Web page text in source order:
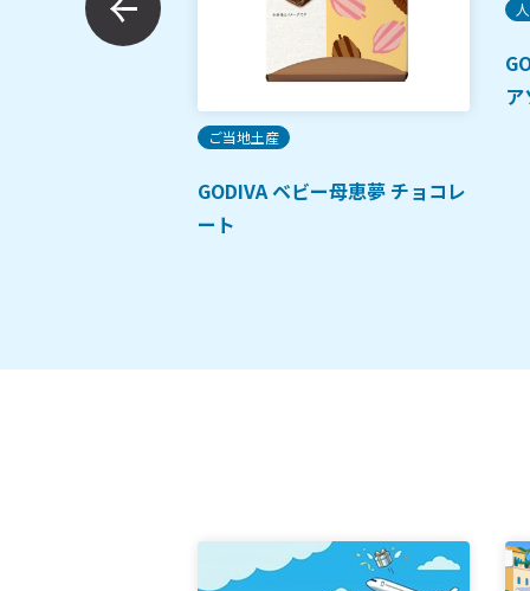
ご当地土産
GODIVA ベビー母恵夢 チョコレ
ート